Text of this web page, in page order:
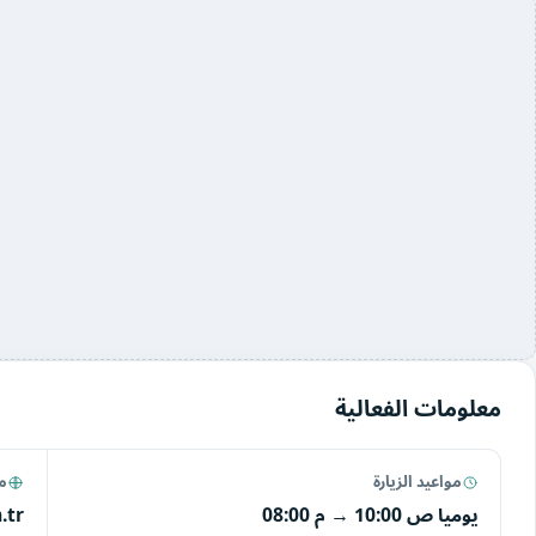
معلومات الفعالية
مواعيد الزيارة
يوميا10:00 ص → 08:00 م